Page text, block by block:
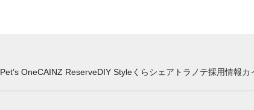
Pet’s OneCAINZ ReserveDIY Styleくらシェア トラノテ採用情報カ